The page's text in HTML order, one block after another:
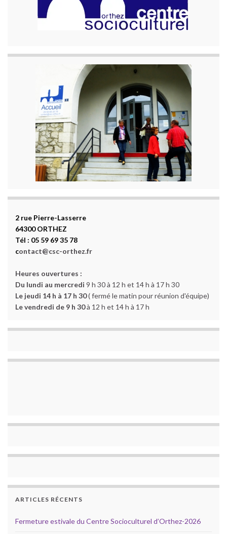
2 rue Pierre-Lasserre
64300 ORTHEZ
Tél : 05 59 69 35 78
contact@csc-orthez.fr
Heures ouvertures :
Du lundi au mercredi 9 h 30 à 12 h et 14 h à 17 h 30
Le jeudi 14 h à 17 h 30( fermé le matin pour réunion d'équipe)
Le vendredi de 9 h 30à 12 h et 14 h à 17 h
ARTICLES RÉCENTS
Fermeture estivale du Centre Socioculturel d’Orthez-2026